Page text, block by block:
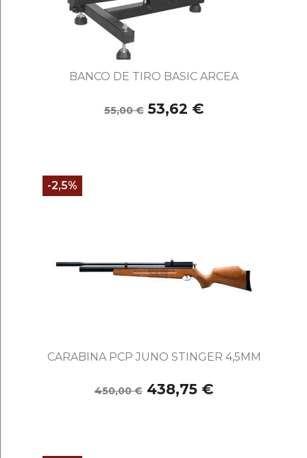
BANCO DE TIRO BASIC ARCEA
55,00 € 53,62 €
CARABINA PCP JUNO STINGER 4,5MM
450,00 € 438,75 €
-2,5%